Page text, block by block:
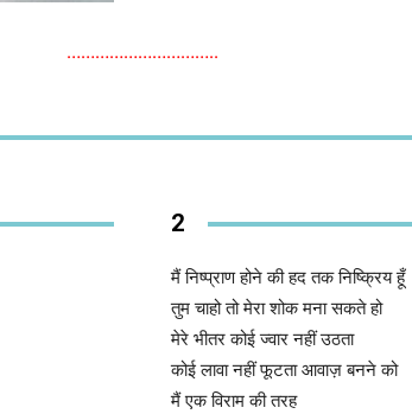
…………………………..
2
मैं निष्प्राण होने की हद तक निष्क्रिय हूँ
तुम चाहो तो मेरा शोक मना सकते हो
मेरे भीतर कोई ज्वार नहीं उठता
कोई लावा नहीं फूटता आवाज़ बनने को
मैं एक विराम की तरह